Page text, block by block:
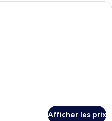
Junior Suite - Sea View | 1
Afficher les prix